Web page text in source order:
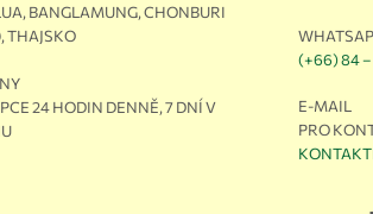
BANGLAMUNG, CHONBURI
THAJSKO
24 HODIN DENNĚ, 7 DNÍ V
(+66) 84
E-MAIL
PRO